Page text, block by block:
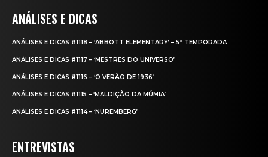
ANÁLISES E DICAS
ANÁLISES E DICAS #1118 – ‘ABBOTT ELEMENTARY’ – 5ª TEMPORADA
ANÁLISES E DICAS #1117 – ‘MESTRES DO UNIVERSO’
ANÁLISES E DICAS #1116 – ‘O VERÃO DE 1936’
ANÁLISES E DICAS #1115 – ‘MALDIÇÃO DA MÚMIA’
ANÁLISES E DICAS #1114 – ‘NUREMBERG’
ENTREVISTAS